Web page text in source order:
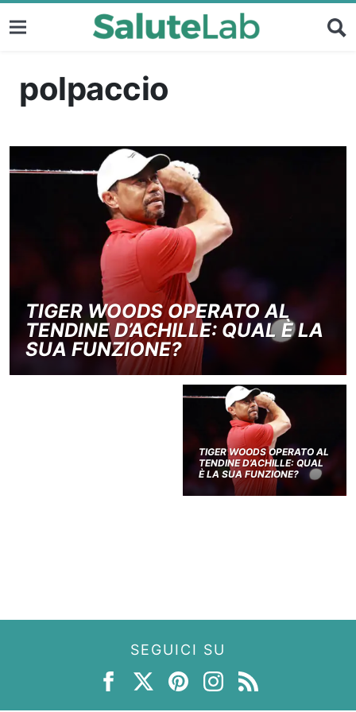
polpaccio
TIGER WOODS OPERATO AL
TENDINE D’ACHILLE: QUAL È LA
SUA FUNZIONE?
TIGER WOODS OPERATO AL
TENDINE D’ACHILLE: QUAL
È LA SUA FUNZIONE?
SEGUICI SU